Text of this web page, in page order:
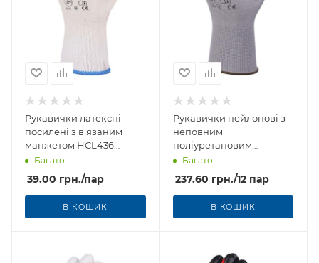
Рукавички латексні
посилені з в'язаним
манжетом HCL436
CENTER
Багато
39.00 грн./пар
В КОШИК
Рукавички нейлонові з
неповним
поліуретановим
покриттям HPU125
Багато
237.60 грн./12 пар
В КОШИК